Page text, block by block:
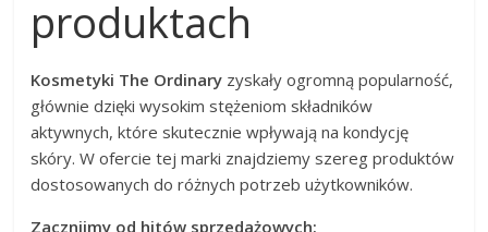
produktach
Kosmetyki The Ordinary zyskały ogromną popularność,
głównie dzięki wysokim stężeniom składników
aktywnych, które skutecznie wpływają na kondycję
skóry. W ofercie tej marki znajdziemy szereg produktów
dostosowanych do różnych potrzeb użytkowników.
Zacznijmy od hitów sprzedażowych: